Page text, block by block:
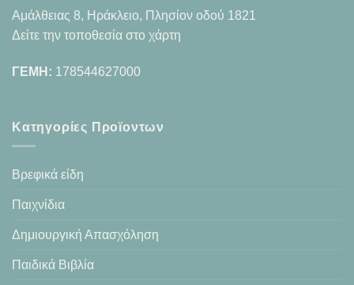
Αμάλθειας 8, Ηράκλειο, Πλησίον οδού 1821
Δείτε την τοποθεσία στο χάρτη
ΓΕΜΗ: 178544627000
Κατηγορίες Προϊοντων
Βρεφικά είδη
Παιχνίδια
Δημιουργική Απασχόληση
Παιδικά Βιβλία